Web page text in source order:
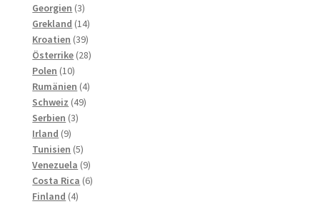
Georgien 33
produkter
Grekland 1414
produkter
Kroatien 3939
produkter
Österrike 2828
Polen 1010
produkter
Rumänien 44
Schweiz 4949
Serbien 33
Irland 99
produkter
Tunisien 55
produkter
Venezuela 99
produkter
Costa Rica 66
Finland 44